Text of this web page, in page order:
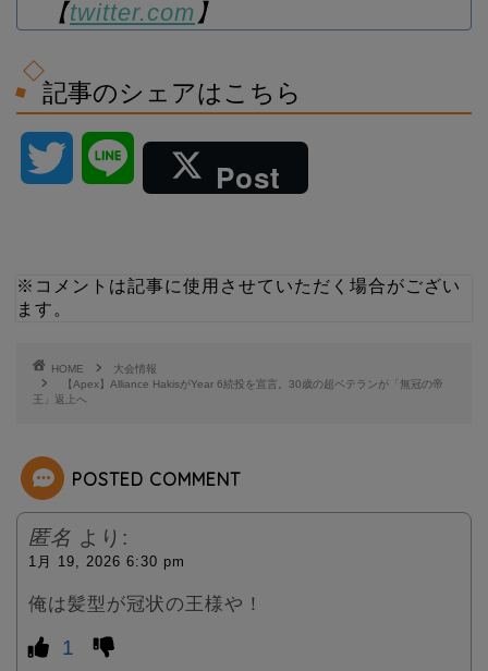
【twitter.com 】
記事のシェアはこちら
t
r
Post
※コメントは記事に使用させていただく場合がござい
ます。
HOME
大会情報
【Apex】Alliance HakisがYear 6続投を宣言。30歳の超ベテランが「無冠の帝
王」返上へ
POSTED COMMENT
匿名 より:
1月 19, 2026 6:30 pm
俺は髪型が冠状の王様や！
1